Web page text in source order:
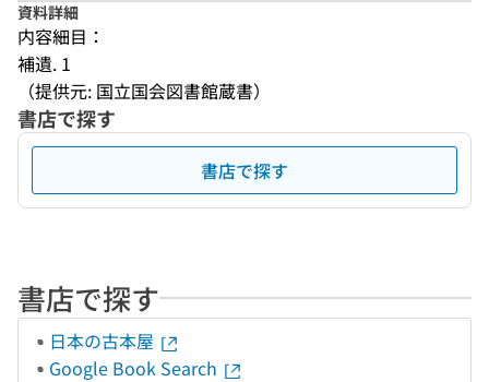
資料詳細
内容細目：
補遺. 1
（提供元: 国立国会図書館蔵書）
書店で探す
書店で探す
書店で探す
日本の古本屋
Google Book Search